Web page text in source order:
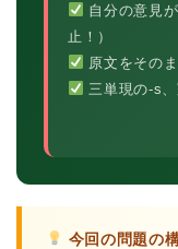
自分の意見
止！）
原文をその
三単現の-s
今回の問題の